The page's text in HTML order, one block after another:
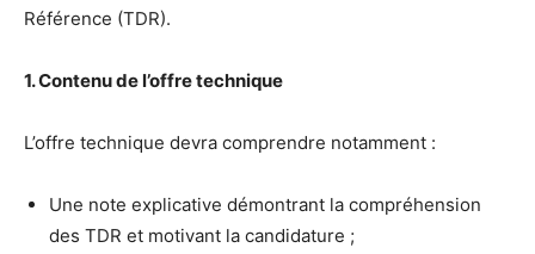
Référence (TDR).
1. Contenu de l’offre technique
L’offre technique devra comprendre notamment :
Une note explicative démontrant la compréhension
des TDR et motivant la candidature ;